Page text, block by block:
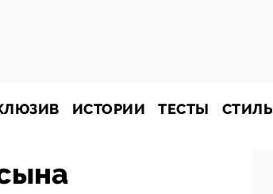
ИСТОРИИ ТЕСТЫ СТИЛЬ